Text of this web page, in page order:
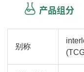
产品组分
别称